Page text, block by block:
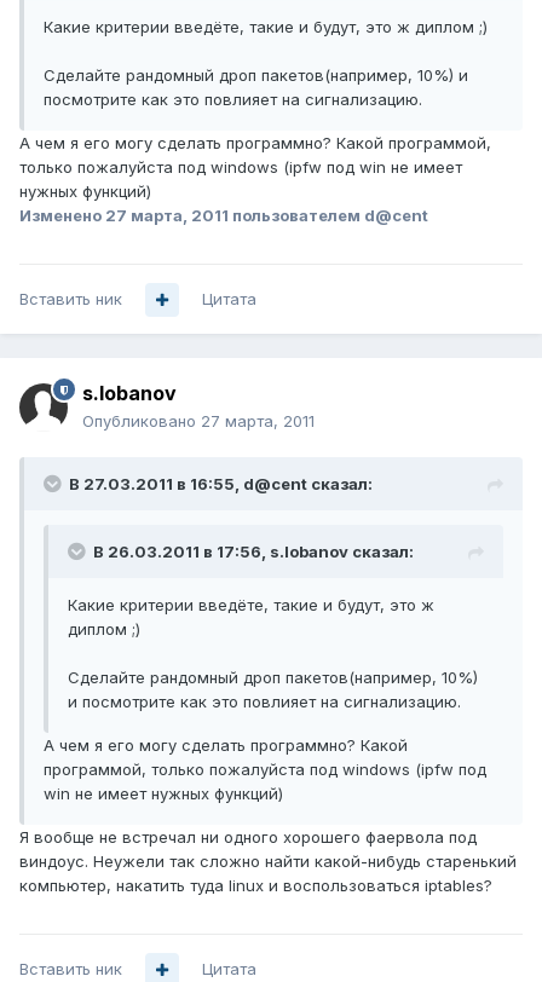
Какие критерии введёте, такие и будут, это ж диплом ;)
Сделайте рандомный дроп пакетов(например, 10%) и
посмотрите как это повлияет на сигнализацию.
А чем я его могу сделать программно? Какой программой,
только пожалуйста под windows (ipfw под win не имеет
нужных функций)
Изменено 27 марта, 2011 пользователем d@cent
Вставить ник Цитата
s.lobanov
Опубликовано 27 марта, 2011
В 27.03.2011 в 16:55, d@cent сказал:
В 26.03.2011 в 17:56, s.lobanov сказал:
Какие критерии введёте, такие и будут, это ж
диплом ;)
Сделайте рандомный дроп пакетов(например, 10%)
и посмотрите как это повлияет на сигнализацию.
А чем я его могу сделать программно? Какой
программой, только пожалуйста под windows (ipfw под
win не имеет нужных функций)
Я вообще не встречал ни одного хорошего фаервола под
виндоус. Неужели так сложно найти какой-нибудь старенький
компьютер, накатить туда linux и воспользоваться iptables?
Вставить ник Цитата